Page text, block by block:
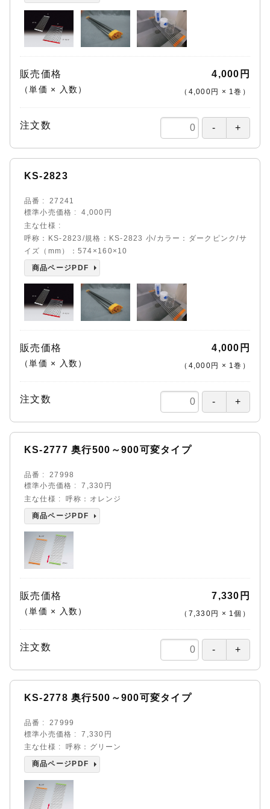
販売価格
（単価 × 入数）
4,000円
（ 4,000円 × 1巻 ）
注文数
KS-2823
品番
27241
標準小売価格
4,000円
主な仕様
呼称：KS-2823/規格：KS-2823 小/カラー：ダークピンク/サ
イズ（mm）：574×160×10
商品ページPDF
販売価格
（単価 × 入数）
4,000円
（ 4,000円 × 1巻 ）
注文数
KS-2777 奥行500～900可変タイプ
品番
27998
標準小売価格
7,330円
主な仕様
呼称：オレンジ
商品ページPDF
販売価格
（単価 × 入数）
7,330円
（ 7,330円 × 1個 ）
注文数
KS-2778 奥行500～900可変タイプ
品番
27999
標準小売価格
7,330円
主な仕様
呼称：グリーン
商品ページPDF